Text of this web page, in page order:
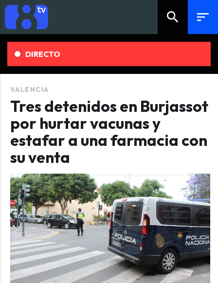
search sort
DIRECTO
VALENCIA
Tres detenidos en Burjassot
por hurtar vacunas y
estafar a una farmacia con
su venta